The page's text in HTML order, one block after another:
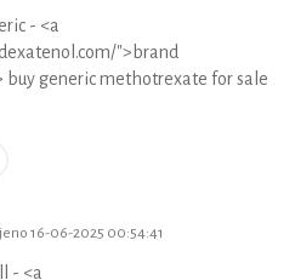
- <a
">brand
buy generic methotrexate for sale
16-06-2025 00:54:41
- <a